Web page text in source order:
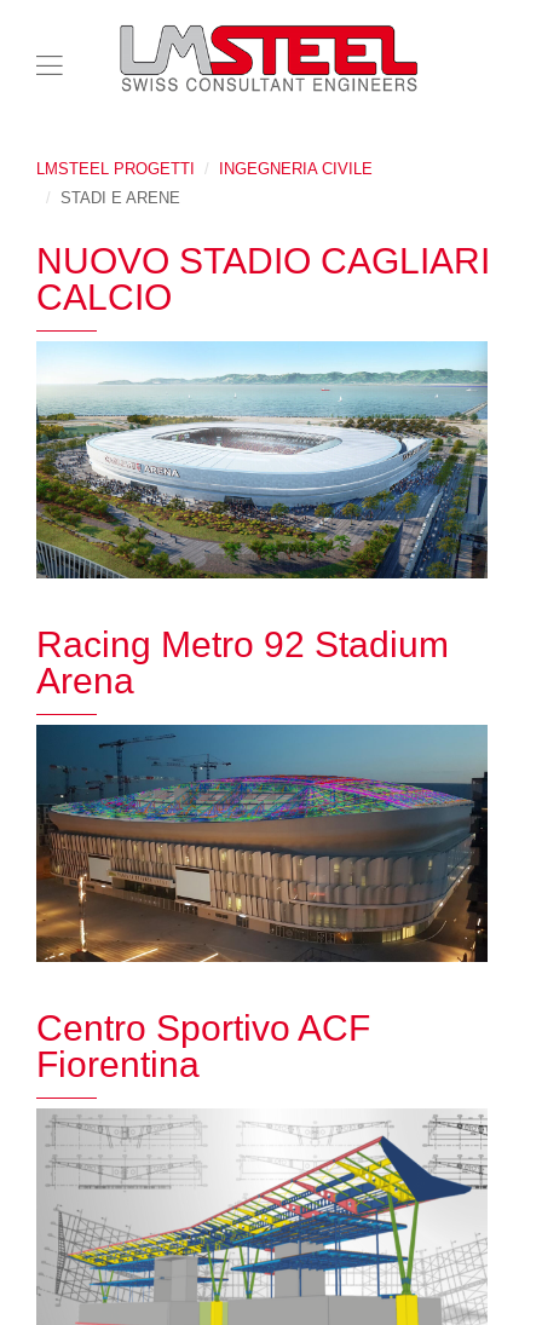
LMSTEEL PROGETTI
INGEGNERIA CIVILE
STADI E ARENE
NUOVO STADIO CAGLIARI
CALCIO
Racing Metro 92 Stadium
Arena
Centro Sportivo ACF
Fiorentina